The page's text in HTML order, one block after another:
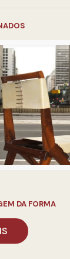
DA FORMA